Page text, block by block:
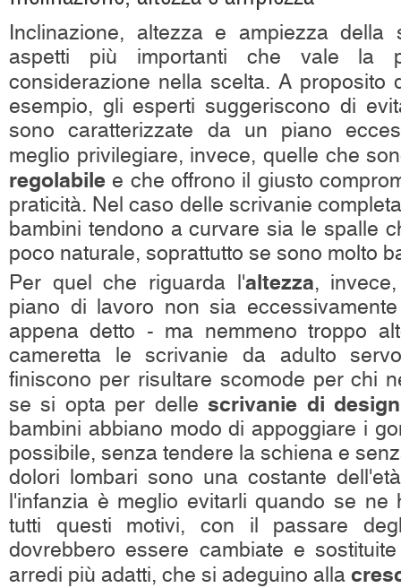
Inclinazione, altezza e ampiezza
aspetti più importanti che vale la
considerazione nella scelta. A proposito
esempio, gli esperti suggeriscono di
sono caratterizzate da un piano
meglio privilegiare, invece, quelle che
regolabile e che offrono il giusto
praticità. Nel caso delle scrivanie
bambini tendono a curvare sia le spalle
poco naturale, soprattutto se sono molto
Per quel che riguarda l'altezza,
piano di lavoro non sia
appena detto - ma nemmeno troppo
cameretta le scrivanie da adulto
finiscono per risultare scomode per chi
se si opta per dellescrivanie di design
bambini abbiano modo di appoggiare i
possibile, senza tendere la schiena e
dolori lombari sono una costante
l'infanzia è meglio evitarli quando se ne
tutti questi motivi, con il passare
dovrebbero essere cambiate e
arredi più adatti, che si adeguino alla